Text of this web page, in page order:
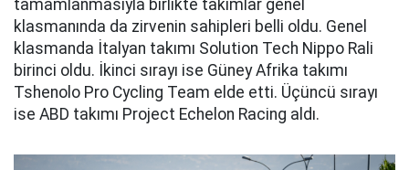
tamamlanmasıyla birlikte takımlar genel
klasmanında da zirvenin sahipleri belli oldu. Genel
klasmanda İtalyan takımı Solution Tech Nippo Rali
birinci oldu. İkinci sırayı ise Güney Afrika takımı
Tshenolo Pro Cycling Team elde etti. Üçüncü sırayı
ise ABD takımı Project Echelon Racing aldı.